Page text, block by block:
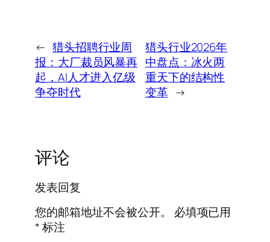
← 猎头招聘行业周
报：大厂裁员风暴再
起，AI人才进入亿级
争夺时代
猎头行业2026年
中盘点：冰火两
重天下的结构性
变革 →
评论
发表回复
您的邮箱地址不会被公开。
必填项已用
*标注